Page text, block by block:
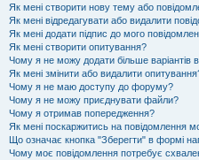
Як мені створити нову тему або
Як мені відредагувати або видалити
Як мені додати підпис до мого
Як мені створити опитування?
Чому я не можу додати більше варіантів
Як мені змінити або видалити
Чому я не маю доступу до форуму?
Чому я не можу приєднувати файли?
Чому я отримав попередження?
Як мені поскаржитись на повідомлення
Що означає кнопка "Зберегти" в формі
Чому моє повідомлення потребує